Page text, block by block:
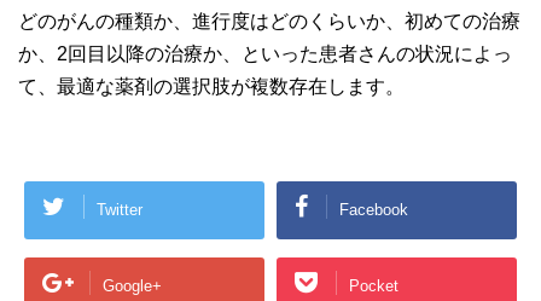
どのがんの種類か、進行度はどのくらいか、初めての治療
か、2回目以降の治療か、といった患者さんの状況によっ
て、最適な薬剤の選択肢が複数存在します。
Twitter Facebook
Google+ Pocket